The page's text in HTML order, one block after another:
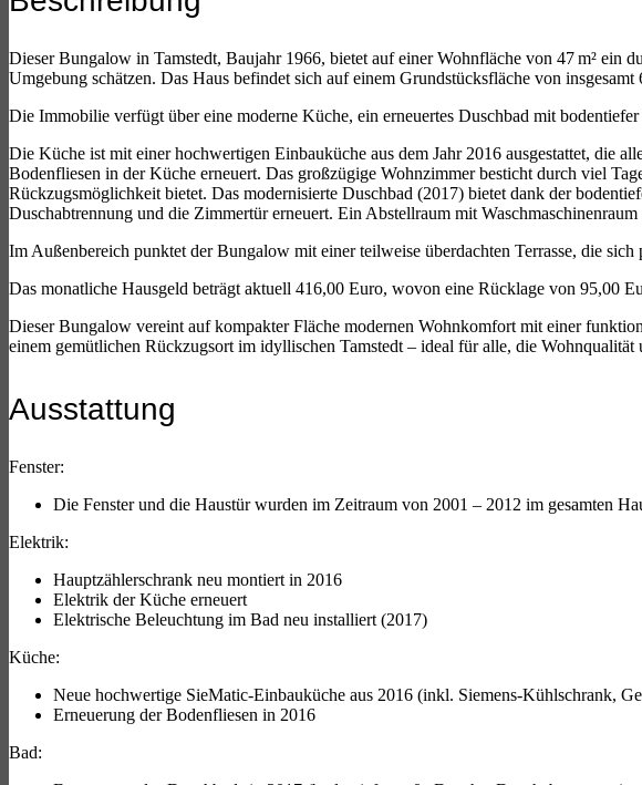
Dieser Bungalow in Tamstedt, Baujahr 1966, bietet auf einer Wohnfläche von 47 m² ein
Umgebung schätzen. Das Haus befindet sich auf einem Grundstücksfläche von
Die Immobilie verfügt über eine moderne Küche, ein erneuertes Duschbad mit
Die Küche ist mit einer hochwertigen Einbauküche aus dem Jahr 2016 ausgestattet, die
Bodenfliesen in der Küche erneuert. Das großzügige Wohnzimmer besticht durch viel
Rückzugsmöglichkeit bietet. Das modernisierte Duschbad (2017) bietet dank der
Duschabtrennung und die Zimmertür erneuert. Ein Abstellraum mit
Im Außenbereich punktet der Bungalow mit einer teilweise überdachten Terrasse, die
Das monatliche Hausgeld beträgt aktuell 416,00 Euro, wovon eine Rücklage von 95,00
Dieser Bungalow vereint auf kompakter Fläche modernen Wohnkomfort mit einer
einem gemütlichen Rückzugsort im idyllischen Tamstedt – ideal für alle, die
Ausstattung
Fenster:
Die Fenster und die Haustür wurden im Zeitraum von 2001 – 2012 im gesamten
Elektrik:
Hauptzählerschrank neu montiert in 2016
Elektrik der Küche erneuert
Elektrische Beleuchtung im Bad neu installiert (2017)
Küche:
Neue hochwertige SieMatic-Einbauküche aus 2016 (inkl. Siemens-Kühlschrank,
Erneuerung der Bodenfliesen in 2016
Bad: